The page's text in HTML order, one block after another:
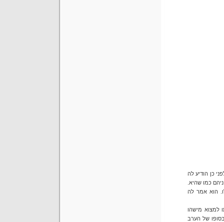
כן הודיע לה
כמו שהיא.
הוא אמר לה
למצוא מישהו
של הערב